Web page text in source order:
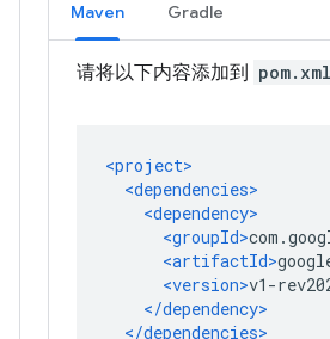
Maven Gradle
请将以下内容添加到 pom.xml